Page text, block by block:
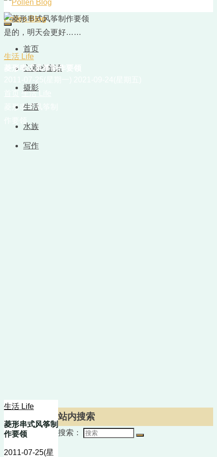
Pollen Blog
是的，明天会更好……
首页
心爱的童话
摄影
生活
水族
写作
生活 Life
菱形串式风筝制作要领
生活 Life
菱形串式风筝制
生活 Life
菱形串式风筝制
作要领
2011-07-25(星
站内搜索
搜索：